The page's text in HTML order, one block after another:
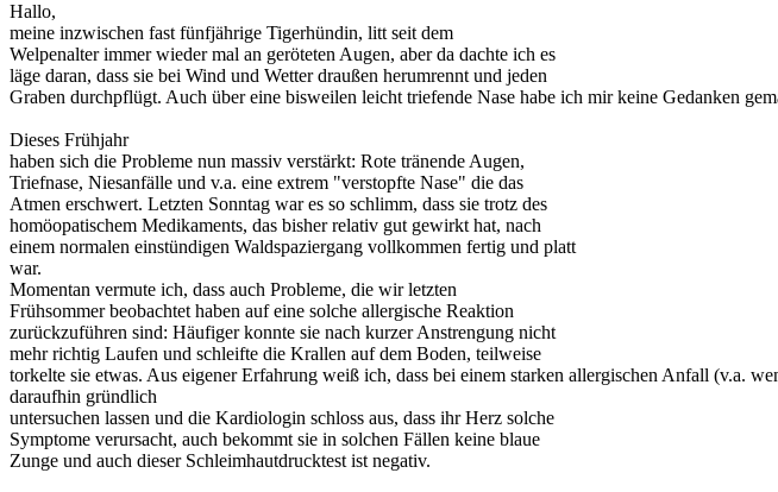
Hallo,
meine inzwischen fast fünfjährige Tigerhündin, litt seit dem
Welpenalter immer wieder mal an geröteten Augen, aber da dachte ich es
läge daran, dass sie bei Wind und Wetter draußen herumrennt und jeden
Graben durchpflügt. Auch über eine bisweilen leicht triefende Nase habe ich mir keine Gedanken
Dieses Frühjahr
haben sich die Probleme nun massiv verstärkt: Rote tränende Augen,
Triefnase, Niesanfälle und v.a. eine extrem "verstopfte Nase" die das
Atmen erschwert. Letzten Sonntag war es so schlimm, dass sie trotz des
homöopatischem Medikaments, das bisher relativ gut gewirkt hat, nach
einem normalen einstündigen Waldspaziergang vollkommen fertig und platt
war.
Momentan vermute ich, dass auch Probleme, die wir letzten
Frühsommer beobachtet haben auf eine solche allergische Reaktion
zurückzuführen sind: Häufiger konnte sie nach kurzer Anstrengung nicht
mehr richtig Laufen und schleifte die Krallen auf dem Boden, teilweise
torkelte sie etwas. Aus eigener Erfahrung weiß ich, dass bei einem starken allergischen Anfall (v.a.
daraufhin gründlich
untersuchen lassen und die Kardiologin schloss aus, dass ihr Herz solche
Symptome verursacht, auch bekommt sie in solchen Fällen keine blaue
Zunge und auch dieser Schleimhautdrucktest ist negativ.